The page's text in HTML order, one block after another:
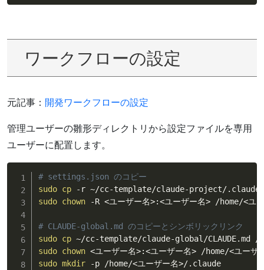
ワークフローの設定
元記事： 開発ワークフローの設定
管理ユーザーの雛形ディレクトリから設定ファイルを専用
ユーザーに配置します。
# settings.json のコピー
sudo cp -r ~/cc-template/claude-project/.claude
sudo chown -R <ユーザー名>:<ユーザー名> /home/<ユ
# CLAUDE-global.md のコピーとシンボリックリンク
sudo cp ~/cc-template/claude-global/CLAUDE.md /
sudo chown <ユーザー名>:<ユーザー名> /home/<ユーザ
sudo mkdir -p /home/<ユーザー名>